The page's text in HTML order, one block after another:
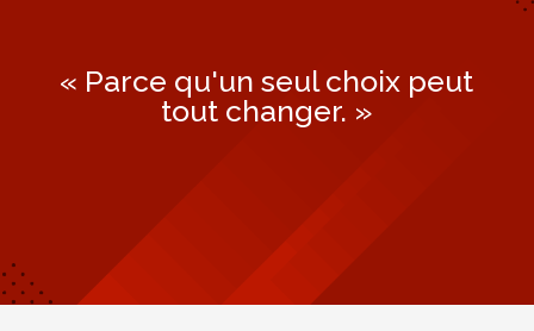
« Parce qu'un seul choix peut
tout changer. »